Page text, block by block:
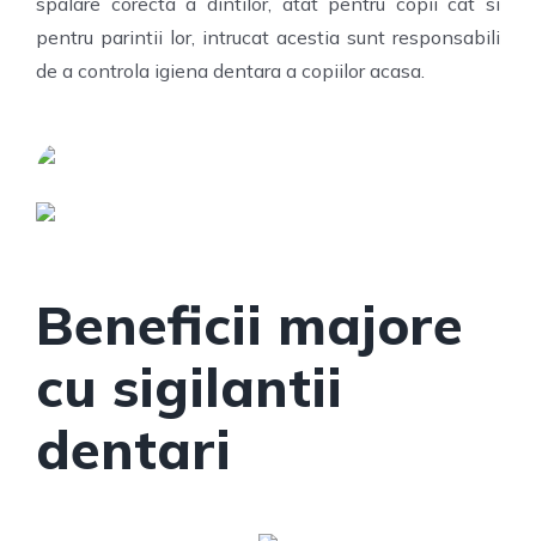
pentru parintii lor, intrucat acestia sunt responsabili
de a controla igiena dentara a copiilor acasa.
Beneficii majore
cu sigilantii
dentari